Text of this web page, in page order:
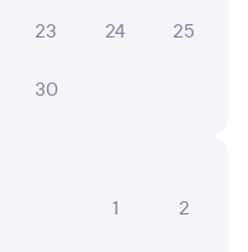
23 24 25
30
1
2